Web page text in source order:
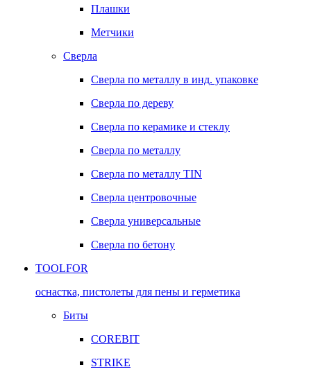
Плашки
Метчики
Сверла
Сверла по металлу в инд. упаковке
Сверла по дереву
Сверла по керамике и стеклу
Сверла по металлу
Сверла по металлу TIN
Сверла центровочные
Сверла универсальные
Сверла по бетону
TOOLFOR
оснастка, пистолеты для пены и герметика
Биты
COREBIT
STRIKE